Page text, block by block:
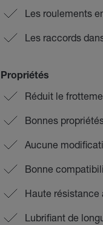
Les roulements
Les raccords
Propriétés
Réduit le
Bonnes
Aucune
Bonne
Haute résistance
Lubrifiant de